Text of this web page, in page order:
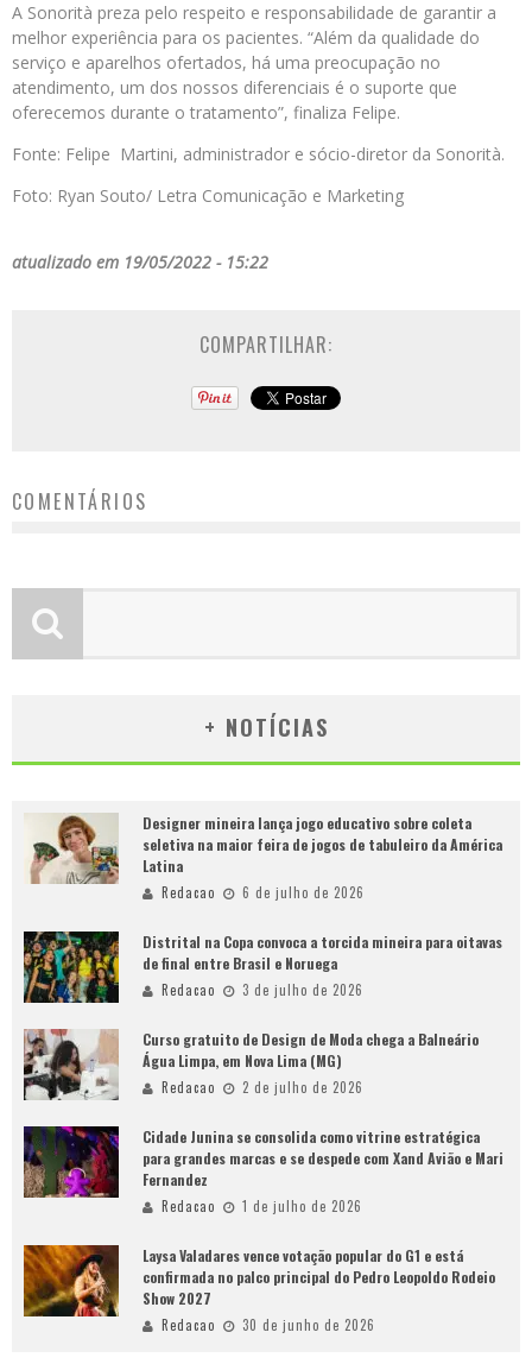
A Sonorità preza pelo respeito e responsabilidade de garantir a
melhor experiência para os pacientes. “Além da qualidade do
serviço e aparelhos ofertados, há uma preocupação no
atendimento, um dos nossos diferenciais é o suporte que
oferecemos durante o tratamento”, finaliza Felipe.
Fonte: Felipe Martini, administrador e sócio-diretor da Sonorità.
Foto: Ryan Souto/ Letra Comunicação e Marketing
atualizado em 19/05/2022 - 15:22
COMPARTILHAR:
COMENTÁRIOS
+ NOTÍCIAS
Designer mineira lança jogo educativo sobre coleta
seletiva na maior feira de jogos de tabuleiro da América
Latina
Redacao 6 de julho de 2026
Distrital na Copa convoca a torcida mineira para oitavas
de final entre Brasil e Noruega
Redacao 3 de julho de 2026
Curso gratuito de Design de Moda chega a Balneário
Água Limpa, em Nova Lima (MG)
Redacao 2 de julho de 2026
Cidade Junina se consolida como vitrine estratégica
para grandes marcas e se despede com Xand Avião e Mari
Fernandez
Redacao 1 de julho de 2026
Laysa Valadares vence votação popular do G1 e está
confirmada no palco principal do Pedro Leopoldo Rodeio
Show 2027
Redacao 30 de junho de 2026